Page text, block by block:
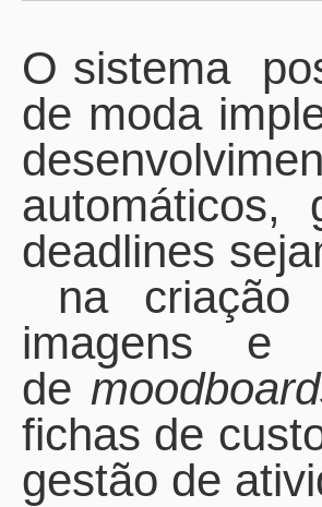
O sistema
de moda
deadlines
na criação
imagens e
de
fichas de
gestão de